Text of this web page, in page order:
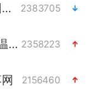
外交部：百余名菲律宾公民因非法就业、非法居留被依法处理 2383705
7月份居民消费价格指数保持温和上涨 2358223
2156460